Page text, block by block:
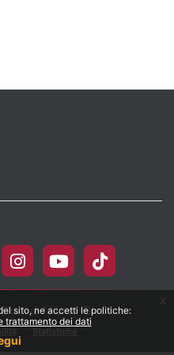
sito, ne accetti le politiche:
trattamento dei dati
x
di Milano-Bicocca